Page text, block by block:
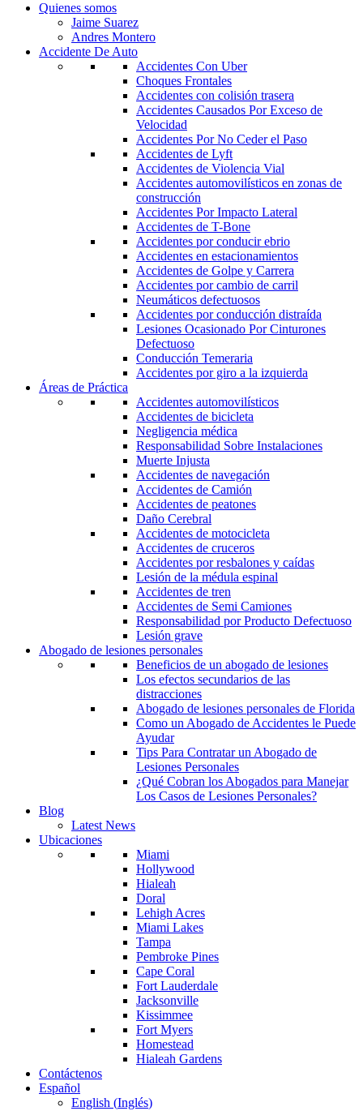
Quienes somos
Jaime Suarez
Andres Montero
Accidente De Auto
Accidentes Con Uber
Choques Frontales
Accidentes con colisión trasera
Accidentes Causados Por Exceso de
Velocidad
Accidentes Por No Ceder el Paso
Accidentes de Lyft
Accidentes de Violencia Vial
Accidentes automovilísticos en zonas de
construcción
Accidentes Por Impacto Lateral
Accidentes de T-Bone
Accidentes por conducir ebrio
Accidentes en estacionamientos
Accidentes de Golpe y Carrera
Accidentes por cambio de carril
Neumáticos defectuosos
Accidentes por conducción distraída
Lesiones Ocasionado Por Cinturones
Defectuoso
Conducción Temeraria
Accidentes por giro a la izquierda
Áreas de Práctica
Accidentes automovilísticos
Accidentes de bicicleta
Negligencia médica
Responsabilidad Sobre Instalaciones
Muerte Injusta
Accidentes de navegación
Accidentes de Camión
Accidentes de peatones
Daño Cerebral
Accidentes de motocicleta
Accidentes de cruceros
Accidentes por resbalones y caídas
Lesión de la médula espinal
Accidentes de tren
Accidentes de Semi Camiones
Responsabilidad por Producto Defectuoso
Lesión grave
Abogado de lesiones personales
Beneficios de un abogado de lesiones
Los efectos secundarios de las
distracciones
Abogado de lesiones personales de Florida
Como un Abogado de Accidentes le Puede
Ayudar
Tips Para Contratar un Abogado de
Lesiones Personales
¿Qué Cobran los Abogados para Manejar
Los Casos de Lesiones Personales?
Blog
Latest News
Ubicaciones
Miami
Hollywood
Hialeah
Doral
Lehigh Acres
Miami Lakes
Tampa
Pembroke Pines
Cape Coral
Fort Lauderdale
Jacksonville
Kissimmee
Fort Myers
Homestead
Hialeah Gardens
Contáctenos
Español
English (Inglés)